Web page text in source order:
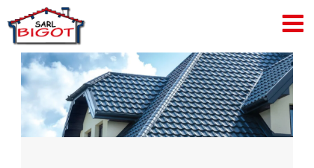
Passer
au
contenu